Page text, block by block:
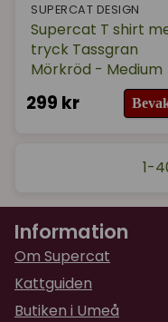
SUPERCAT DESIGN
Supercat T shirt
tryck Tassgran
Mörkröd - Medium
299 kr
1-
Information
Om Supercat
Kattguiden
Butiken i Umeå